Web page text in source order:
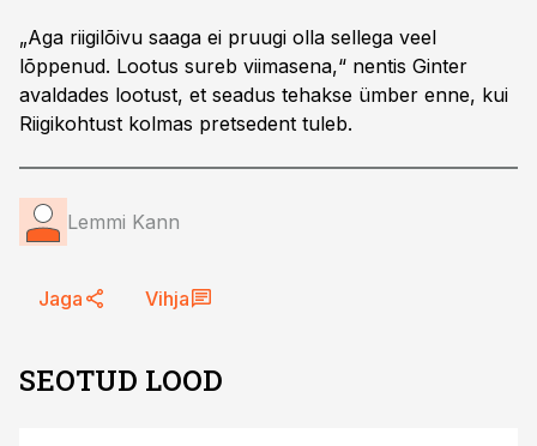
„Aga riigilõivu saaga ei pruugi olla sellega veel
lõppenud. Lootus sureb viimasena,“ nentis Ginter
avaldades lootust, et seadus tehakse ümber enne, kui
Riigikohtust kolmas pretsedent tuleb.
Lemmi Kann
Jaga Vihja
SEOTUD LOOD